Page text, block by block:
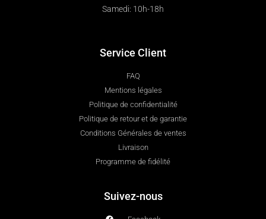
Samedi: 10h-18h
Service Client
FAQ
Mentions légales
Politique de confidentialité
Politique de retour et de garantie
Conditions Générales de ventes
Livraison
Programme de fidélité
Suivez-nous